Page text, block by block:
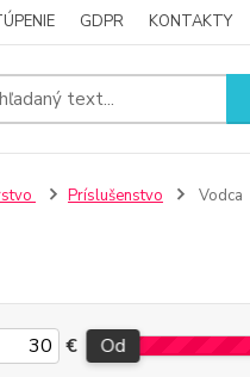
GDPR KONTAKTY
Príslušenstvo Vodca
€ Od